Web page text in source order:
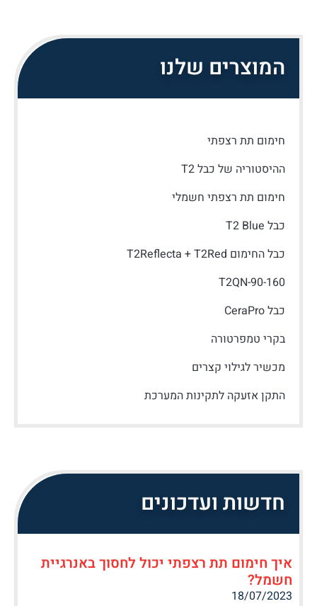
המוצרים שלנו
חימום תת רצפתי
ההיסטוריה של כבל T2
חימום תת רצפתי חשמלי
כבל T2 Blue
כבל החימום T2Reflecta + T2Red
T2QN-90-160
כבל CeraPro
בקרי טמפרטורה
מכשיר לגילוי קצרים
התקן אזעקה לתקינות המערכת
חדשות ועדכונים
איך חימום תת רצפתי יכול לחסוך באנרגיית
חשמל?
18/07/2023